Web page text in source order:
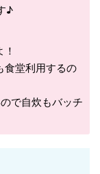
♪
食堂利用するの
で自炊もバッチ